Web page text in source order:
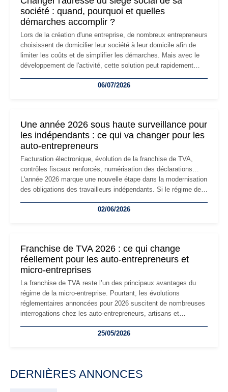
société : quand, pourquoi et quelles
démarches accomplir ?
Lors de la création d'une entreprise, de nombreux entrepreneurs
choisissent de domicilier leur société à leur domicile afin de
limiter les coûts et de simplifier les démarches. Mais avec le
développement de l'activité, cette solution peut rapidement
professionnels, recrutement, image de marque… Le
06/07/2026
Une année 2026 sous haute surveillance pour
les indépendants : ce qui va changer pour les
auto-entrepreneurs
Facturation électronique, évolution de la franchise de TVA,
contrôles fiscaux renforcés, numérisation des déclarations…
L'année 2026 marque une nouvelle étape dans la modernisation
des obligations des travailleurs indépendants. Si le régime de
les auto-entrepreneurs devront s'adapter à un environnement
02/06/2026
Franchise de TVA 2026 : ce qui change
réellement pour les auto-entrepreneurs et
micro-entreprises
La franchise de TVA reste l’un des principaux avantages du
régime de la micro-entreprise. Pourtant, les évolutions
réglementaires annoncées pour 2026 suscitent de nombreuses
interrogations chez les auto-entrepreneurs, artisans et
facturation ou risque de bascule vers la TVA : les règles
25/05/2026
DERNIÈRES ANNONCES